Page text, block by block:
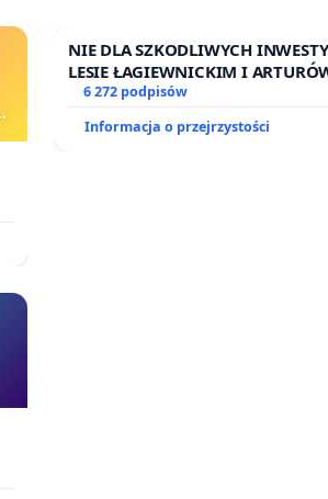
NIE DLA SZKODLIWYCH
LESIE ŁAGIEWNICKIM I
6 272 podpisów
Informacja o przejrzystości